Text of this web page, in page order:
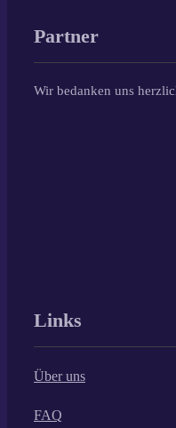
Partner
Wir bedanken uns
Links
Über uns
FAQ